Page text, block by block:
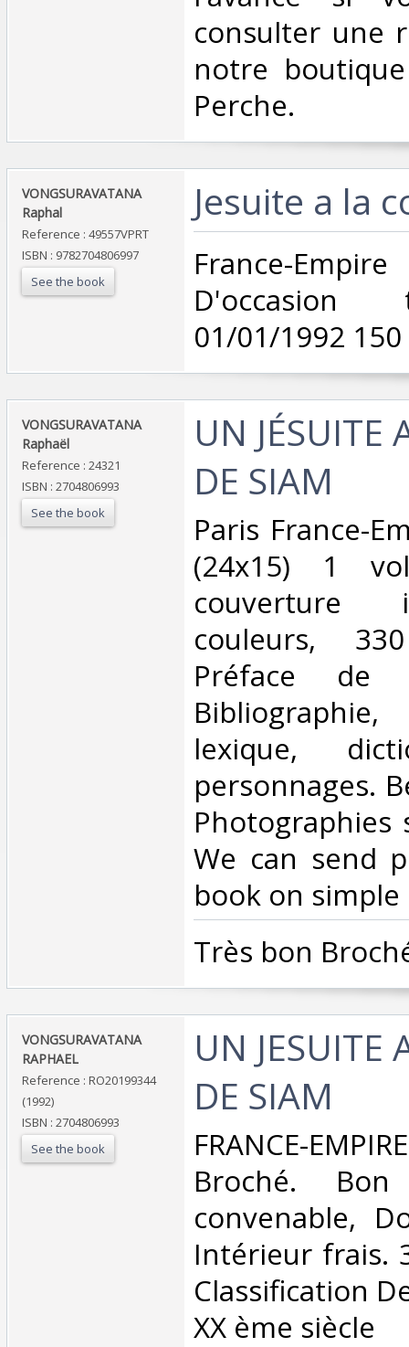
consulter une
notre
Perche.‎
‎VONGSURAVATANA
Raphal‎
Reference : 49557VPRT
ISBN : 9782704806997
See the book
‎Jesuite a la
‎France-
01/01/1992 150
‎VONGSURAVATANA
Raphaël ‎
Reference : 24321
ISBN : 2704806993
See the book
‎UN JÉSUITE
DE SIAM ‎
‎Paris France-
(24x15) 1
couverture
couleurs,
Préface de
lexique,
personnages.
Photographies
We can send
book on simple
‎Très bon
‎VONGSURAVATANA
RAPHAEL‎
Reference : RO20199344
(1992)
ISBN : 2704806993
See the book
‎UN JESUITE
DE SIAM‎
‎FRANCE-
Broché.
convenable,
Intérieur frais.
Classification
XX ème siècle‎